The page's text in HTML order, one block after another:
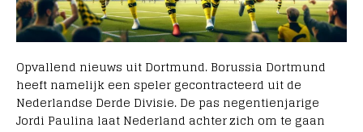
Opvallend nieuws uit Dortmund. Borussia Dortmund
heeft namelijk een speler gecontracteerd uit de
Nederlandse Derde Divisie. De pas negentienjarige
Jordi Paulina laat Nederland achter zich om te gaan